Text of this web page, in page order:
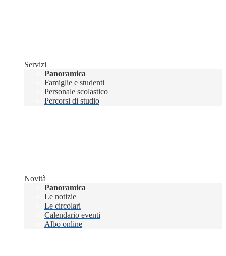
Servizi
Panoramica
Famiglie e studenti
Personale scolastico
Percorsi di studio
Novità
Panoramica
Le notizie
Le circolari
Calendario eventi
Albo online